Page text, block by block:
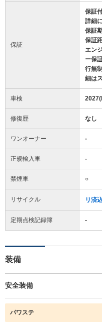
保証
保証
詳細
保証
保証
エン
ー保
行無
細は
車検
修復歴 なし
ワンオーナー -
正規輸入車 -
禁煙車 ○
リサイクル リ済
定期点検記録簿 -
装備
安全装備
パワステ